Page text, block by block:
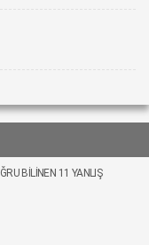
artabiliyor
BİLİNEN 11 YANLIŞ